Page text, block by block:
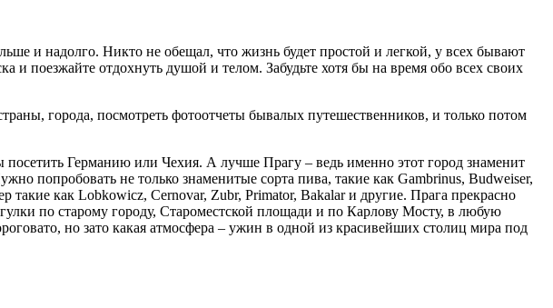
и надолго. Никто не обещал, что жизнь будет простой и легкой, у всех бывают
поезжайте отдохнуть душой и телом. Забудьте хотя бы на время обо всех своих
города, посмотреть фотоотчеты бывалых путешественников, и только потом
Германию или Чехия. А лучше Прагу – ведь именно этот город знаменит
не только знаменитые сорта пива, такие как Gambrinus, Budweiser,
как Lobkowicz, Cernovar, Zubr, Primator, Bakalar и другие. Прага прекрасно
по старому городу, Староместской площади и по Карлову Мосту, в любую
но зато какая атмосфера – ужин в одной из красивейших столиц мира под